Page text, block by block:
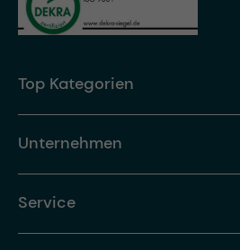
Top Kategorien
Unternehmen
Service